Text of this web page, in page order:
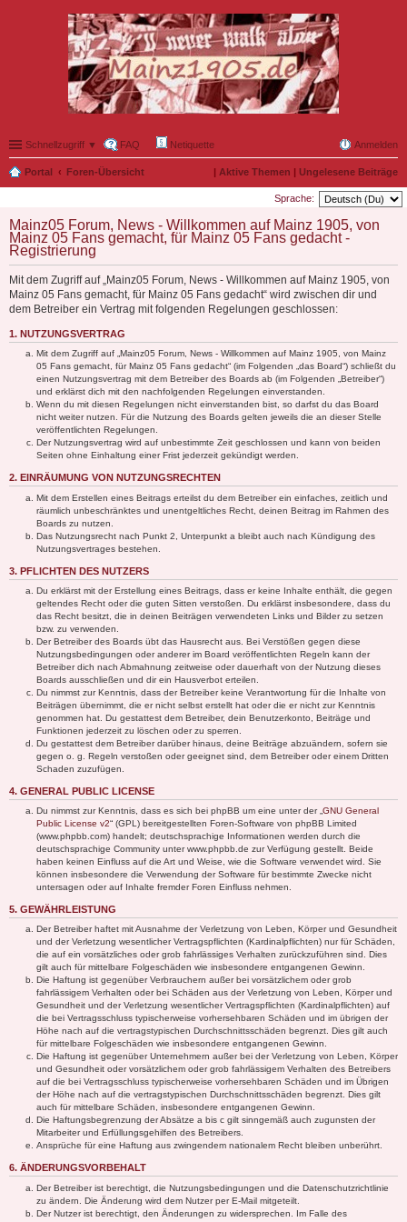
Schnellzugriff ▼ FAQ Netiquette Anmelden
Portal Foren-Übersicht | Aktive Themen | Ungelesene Beiträge
Sprache:
Mainz05 Forum, News - Willkommen auf Mainz 1905, von
Mainz 05 Fans gemacht, für Mainz 05 Fans gedacht -
Registrierung
Mit dem Zugriff auf „Mainz05 Forum, News - Willkommen auf Mainz 1905, von
Mainz 05 Fans gemacht, für Mainz 05 Fans gedacht“ wird zwischen dir und
dem Betreiber ein Vertrag mit folgenden Regelungen geschlossen:
1. NUTZUNGSVERTRAG
Mit dem Zugriff auf „Mainz05 Forum, News - Willkommen auf Mainz 1905, von Mainz
05 Fans gemacht, für Mainz 05 Fans gedacht“ (im Folgenden „das Board“) schließt du
einen Nutzungsvertrag mit dem Betreiber des Boards ab (im Folgenden „Betreiber“)
und erklärst dich mit den nachfolgenden Regelungen einverstanden.
Wenn du mit diesen Regelungen nicht einverstanden bist, so darfst du das Board
nicht weiter nutzen. Für die Nutzung des Boards gelten jeweils die an dieser Stelle
veröffentlichten Regelungen.
Der Nutzungsvertrag wird auf unbestimmte Zeit geschlossen und kann von beiden
Seiten ohne Einhaltung einer Frist jederzeit gekündigt werden.
2. EINRÄUMUNG VON NUTZUNGSRECHTEN
Mit dem Erstellen eines Beitrags erteilst du dem Betreiber ein einfaches, zeitlich und
räumlich unbeschränktes und unentgeltliches Recht, deinen Beitrag im Rahmen des
Boards zu nutzen.
Das Nutzungsrecht nach Punkt 2, Unterpunkt a bleibt auch nach Kündigung des
Nutzungsvertrages bestehen.
3. PFLICHTEN DES NUTZERS
Du erklärst mit der Erstellung eines Beitrags, dass er keine Inhalte enthält, die gegen
geltendes Recht oder die guten Sitten verstoßen. Du erklärst insbesondere, dass du
das Recht besitzt, die in deinen Beiträgen verwendeten Links und Bilder zu setzen
bzw. zu verwenden.
Der Betreiber des Boards übt das Hausrecht aus. Bei Verstößen gegen diese
Nutzungsbedingungen oder anderer im Board veröffentlichten Regeln kann der
Betreiber dich nach Abmahnung zeitweise oder dauerhaft von der Nutzung dieses
Boards ausschließen und dir ein Hausverbot erteilen.
Du nimmst zur Kenntnis, dass der Betreiber keine Verantwortung für die Inhalte von
Beiträgen übernimmt, die er nicht selbst erstellt hat oder die er nicht zur Kenntnis
genommen hat. Du gestattest dem Betreiber, dein Benutzerkonto, Beiträge und
Funktionen jederzeit zu löschen oder zu sperren.
Du gestattest dem Betreiber darüber hinaus, deine Beiträge abzuändern, sofern sie
gegen o. g. Regeln verstoßen oder geeignet sind, dem Betreiber oder einem Dritten
Schaden zuzufügen.
4. GENERAL PUBLIC LICENSE
Du nimmst zur Kenntnis, dass es sich bei phpBB um eine unter der „ GNU General
Public License v2“ (GPL) bereitgestellten Foren-Software von phpBB Limited
(www.phpbb.com) handelt; deutschsprachige Informationen werden durch die
deutschsprachige Community unter www.phpbb.de zur Verfügung gestellt. Beide
haben keinen Einfluss auf die Art und Weise, wie die Software verwendet wird. Sie
können insbesondere die Verwendung der Software für bestimmte Zwecke nicht
untersagen oder auf Inhalte fremder Foren Einfluss nehmen.
5. GEWÄHRLEISTUNG
Der Betreiber haftet mit Ausnahme der Verletzung von Leben, Körper und Gesundheit
und der Verletzung wesentlicher Vertragspflichten (Kardinalpflichten) nur für Schäden,
die auf ein vorsätzliches oder grob fahrlässiges Verhalten zurückzuführen sind. Dies
gilt auch für mittelbare Folgeschäden wie insbesondere entgangenen Gewinn.
Die Haftung ist gegenüber Verbrauchern außer bei vorsätzlichem oder grob
fahrlässigem Verhalten oder bei Schäden aus der Verletzung von Leben, Körper und
Gesundheit und der Verletzung wesentlicher Vertragspflichten (Kardinalpflichten) auf
die bei Vertragsschluss typischerweise vorhersehbaren Schäden und im übrigen der
Höhe nach auf die vertragstypischen Durchschnittsschäden begrenzt. Dies gilt auch
für mittelbare Folgeschäden wie insbesondere entgangenen Gewinn.
Die Haftung ist gegenüber Unternehmern außer bei der Verletzung von Leben, Körper
und Gesundheit oder vorsätzlichem oder grob fahrlässigem Verhalten des Betreibers
auf die bei Vertragsschluss typischerweise vorhersehbaren Schäden und im Übrigen
der Höhe nach auf die vertragstypischen Durchschnittsschäden begrenzt. Dies gilt
auch für mittelbare Schäden, insbesondere entgangenen Gewinn.
Die Haftungsbegrenzung der Absätze a bis c gilt sinngemäß auch zugunsten der
Mitarbeiter und Erfüllungsgehilfen des Betreibers.
Ansprüche für eine Haftung aus zwingendem nationalem Recht bleiben unberührt.
6. ÄNDERUNGSVORBEHALT
Der Betreiber ist berechtigt, die Nutzungsbedingungen und die Datenschutzrichtlinie
zu ändern. Die Änderung wird dem Nutzer per E-Mail mitgeteilt.
Der Nutzer ist berechtigt, den Änderungen zu widersprechen. Im Falle des